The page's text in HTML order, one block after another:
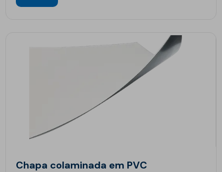
Chapa colaminada em PVC